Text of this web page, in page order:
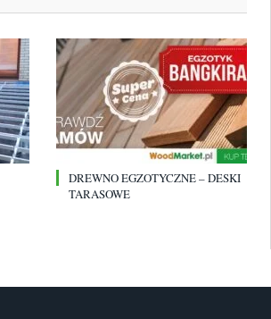
DREWNO EGZOTYCZNE – DESKI
TARASOWE